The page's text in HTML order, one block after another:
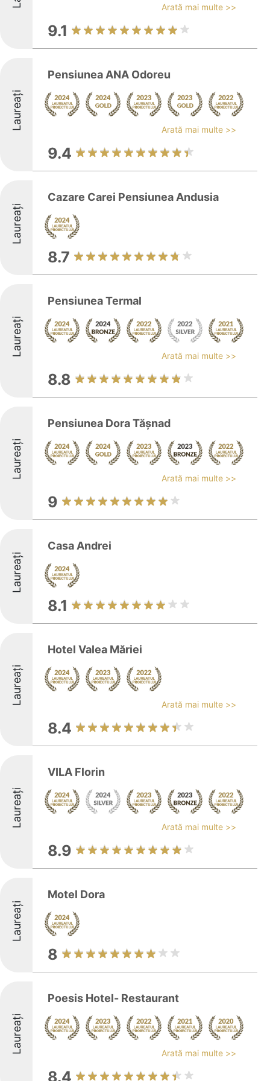
Arată mai multe >>
9.1
Laureați
Pensiunea ANA Odoreu
Arată mai multe >>
9.4
Laureați
Cazare Carei Pensiunea Andusia
8.7
Laureați
Pensiunea Termal
Arată mai multe >>
8.8
Laureați
Pensiunea Dora Tășnad
Arată mai multe >>
9
Laureați
Casa Andrei
8.1
Laureați
Hotel Valea Măriei
Arată mai multe >>
8.4
Laureați
VILA Florin
Arată mai multe >>
8.9
Laureați
Motel Dora
8
Laureați
Poesis Hotel- Restaurant
Arată mai multe >>
8.4